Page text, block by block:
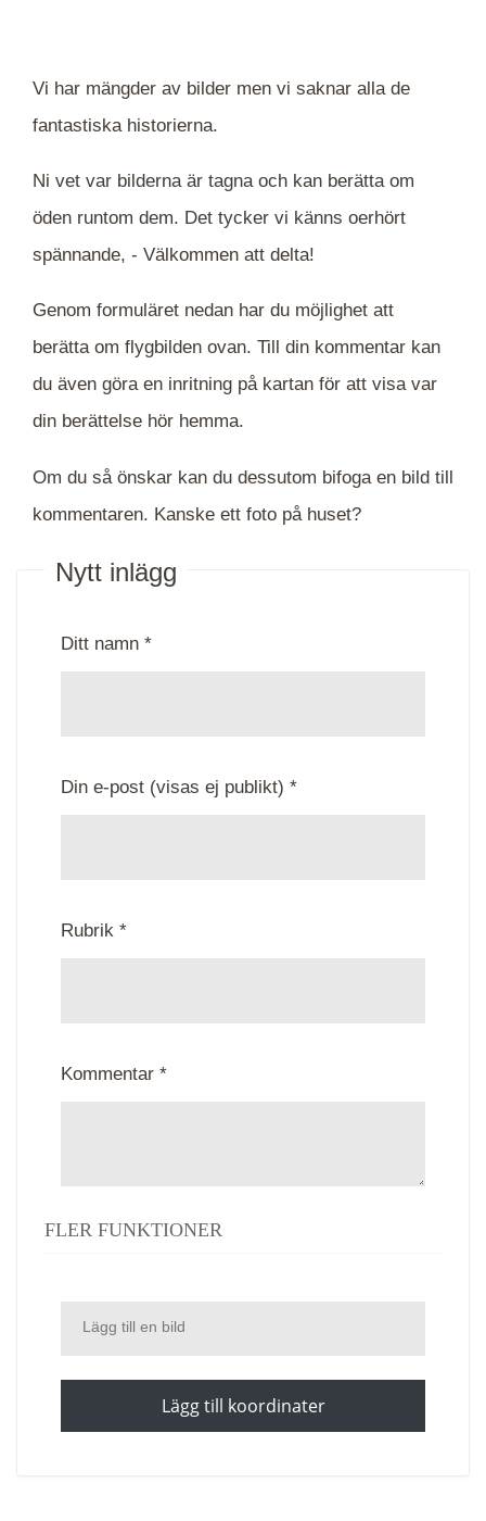
Vi har mängder av bilder men vi saknar alla de
fantastiska historierna.
Ni vet var bilderna är tagna och kan berätta om
öden runtom dem. Det tycker vi känns oerhört
spännande, - Välkommen att delta!
Genom formuläret nedan har du möjlighet att
berätta om flygbilden ovan. Till din kommentar kan
du även göra en inritning på kartan för att visa var
din berättelse hör hemma.
Om du så önskar kan du dessutom bifoga en bild till
kommentaren. Kanske ett foto på huset?
Nytt inlägg
Ditt namn *
Din e-post (visas ej publikt) *
Rubrik *
Kommentar *
FLER FUNKTIONER
Lägg till en bild
Lägg till koordinater